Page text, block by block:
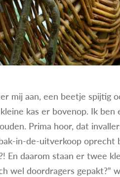
mij aan, een beetje spijtig
kas er bovenop. Ik
Prima hoor, dat
in-de-uitverkoop
En daarom staan er twee
wel doordragers gepakt?”